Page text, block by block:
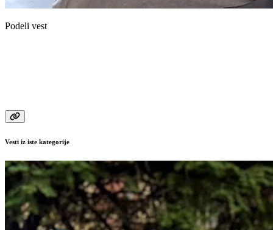
Podeli vest
Vesti iz iste kategorije